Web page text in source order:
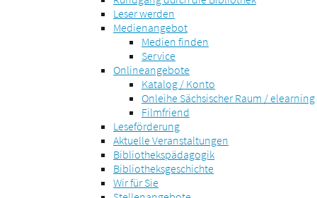
Leser werden
Medienangebot
Medien finden
Service
Onlineangebote
Katalog / Konto
Onleihe Sächsischer Raum / elearning
Filmfriend
Leseförderung
Aktuelle Veranstaltungen
Bibliothekspädagogik
Bibliotheksgeschichte
Wir für Sie